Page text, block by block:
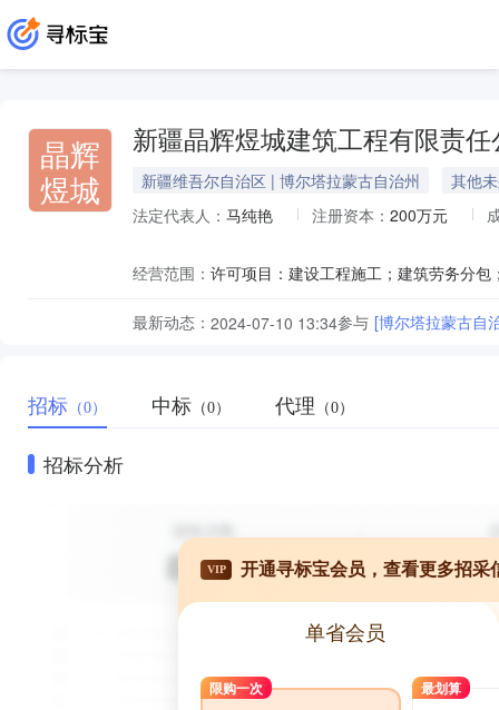
晶辉
煜城
新疆晶辉煜城建筑工程有限责任
新疆维吾尔自治区 | 博尔塔拉蒙古自治州
其他
法定代表人： 马纯艳 注册资本： 200万元
经营范围：
最新动态： 2024-07-10 13:34参与 [博尔塔拉蒙古自
招标 （0） 中标 （0） 代理 （0）
招标分析
VIP 开通寻标宝会员，查看更多招采
单省会员
限购一次 最划算